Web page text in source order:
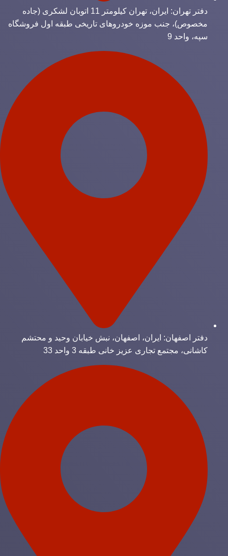
دفتر تهران: ایران، تهران کیلومتر 11 اتوبان لشکری (جاده
مخصوص)، جنب موزه خودروهای تاریخی طبقه اول فروشگاه
سپه، واحد 9
دفتر اصفهان: ایران، اصفهان، نبش خیابان وحید و محتشم
کاشانی، مجتمع تجاری عزیز خانی طبقه 3 واحد 33